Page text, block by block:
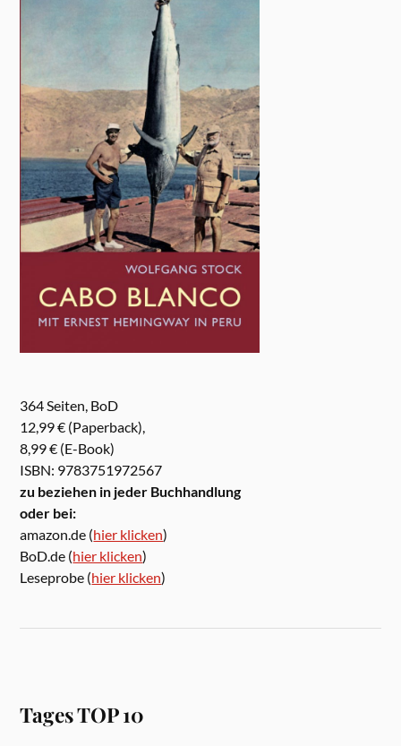
364 Seiten, BoD
12,99 € (Paperback),
8,99 € (E-Book)
ISBN: 9783751972567
zu beziehen in jeder Buchhandlung
oder bei:
amazon.de (hier klicken)
BoD.de (hier klicken)
Leseprobe (hier klicken)
Tages TOP 10